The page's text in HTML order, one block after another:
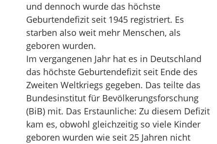
und dennoch wurde das höchste
Geburtendefizit seit 1945 registriert. Es
starben also weit mehr Menschen, als
geboren wurden.
Im vergangenen Jahr hat es in Deutschland
das höchste Geburtendefizit seit Ende des
Zweiten Weltkriegs gegeben. Das teilte das
Bundesinstitut für Bevölkerungsforschung
(BiB) mit. Das Erstaunliche: Zu diesem Defizit
kam es, obwohl gleichzeitig so viele Kinder
geboren wurden wie seit 25 Jahren nicht